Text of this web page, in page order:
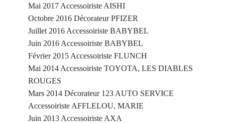
Mai 2017 Accessoiriste AISHI
Octobre 2016 Décorateur PFIZER
Juillet 2016 Accessoiriste BABYBEL
Juin 2016 Accessoiriste BABYBEL
Février 2015 Accessoiriste FLUNCH
Mai 2014 Accessoiriste TOYOTA, LES DIABLES
ROUGES
Mars 2014 Décorateur 123 AUTO SERVICE
Accessoiriste AFFLELOU, MARIE
Juin 2013 Accessoiriste AXA